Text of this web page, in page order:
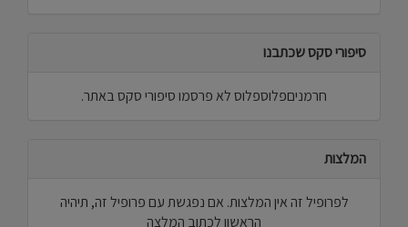
סיפורי סקס שכתבנו
חרמניםפלוספלוס לא פרסמו סיפורי סקס באתר.
המלצות
לפרופיל זה אין המלצות. אם נפגשת עם פרופיל זה, תיהיה
הראשון לכתוב המלצה